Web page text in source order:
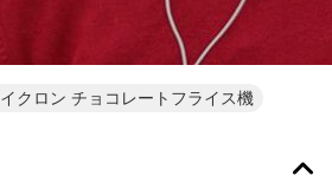
クロン チョコレートフライス機